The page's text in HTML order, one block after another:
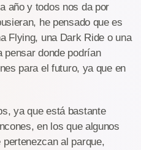
año y todos nos da por
he pensado que es
Flying, una Dark Ride o una
pensar donde podrían
para el futuro, ya que en
ya que está bastante
en los que algunos
al parque,